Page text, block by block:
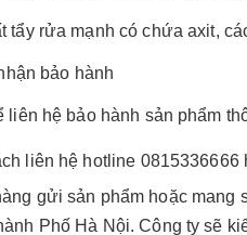
tẩy rửa mạnh có chứa axit,
bảo hành
liên hệ bảo hành sản phẩm
liên hệ hotline
gửi sản phẩm hoặc
Phố Hà Nội. Công ty sẽ